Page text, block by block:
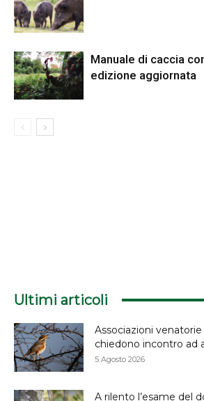
Manuale di caccia
edizione aggiornata
Ultimi articoli
Associazioni
chiedono incontro ad
5 Agosto 2026
A rilento l’esame del